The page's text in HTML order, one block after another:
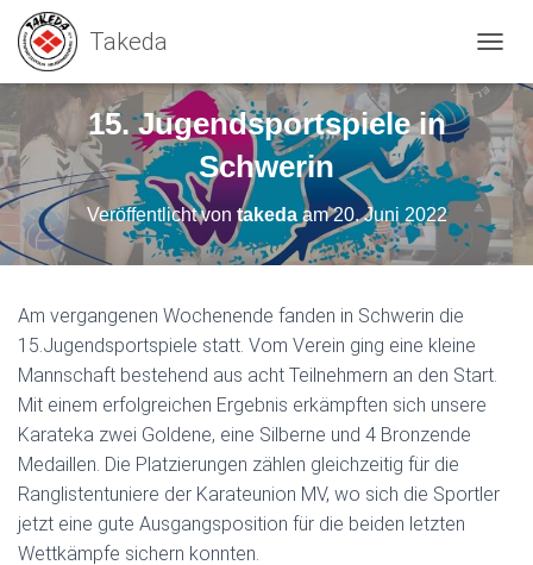
A
V
I
G
A
T
I
O
N
H
N
15. Jugendsportspiele in
Schwerin
Veröffentlicht von takedaam20. Juni 2022
Am vergangenen Wochenende fanden in Schwerin die
15.Jugendsportspiele statt. Vom Verein ging eine kleine
Mannschaft bestehend aus acht Teilnehmern an den Start.
Mit einem erfolgreichen Ergebnis erkämpften sich unsere
Karateka zwei Goldene, eine Silberne und 4 Bronzende
Medaillen. Die Platzierungen zählen gleichzeitig für die
Ranglistentuniere der Karateunion MV, wo sich die Sportler
jetzt eine gute Ausgangsposition für die beiden letzten
Wettkämpfe sichern konnten.